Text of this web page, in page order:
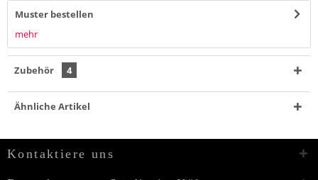
Muster bestellen
mehr
Zubehör 4
Ähnliche Artikel
Kontaktiere uns